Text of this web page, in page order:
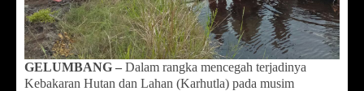
GELUMBANG – Dalam rangka mencegah terjadinya
Kebakaran Hutan dan Lahan (Karhutla) pada musim